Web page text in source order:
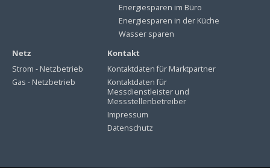
Energiesparen im Büro
Energiesparen in der Küche
Wasser sparen
Netz
Strom - Netzbetrieb
Gas - Netzbetrieb
Kontakt
Kontaktdaten für Marktpartner
Kontaktdaten für
Messdienstleister und
Messstellenbetreiber
Impressum
Datenschutz